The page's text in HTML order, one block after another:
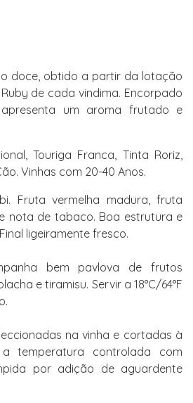
doce, obtido a partir da lotação
de cada vindima. Encorpado
um aroma frutado e
Touriga Franca, Tinta Roriz,
Vinhas com 20-40 Anos.
Fruta vermelha madura, fruta
nota de tabaco. Boa estrutura e
ligeiramente fresco.
bem pavlova de frutos
e tiramisu. Servir a 18°C/64°F
na vinha e cortadas à
temperatura controlada com
por adição de aguardente